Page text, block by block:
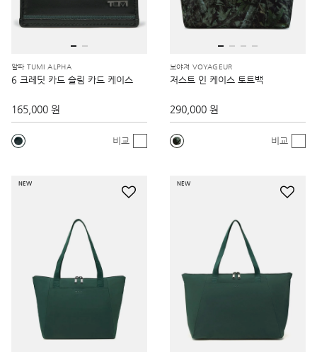
알파 TUMI ALPHA
6 크레딧 카드 슬림 카드 케이스
165,000 원
비교
보야져 VOYAGEUR
저스트 인 케이스 토트백
290,000 원
비교
NEW NEW